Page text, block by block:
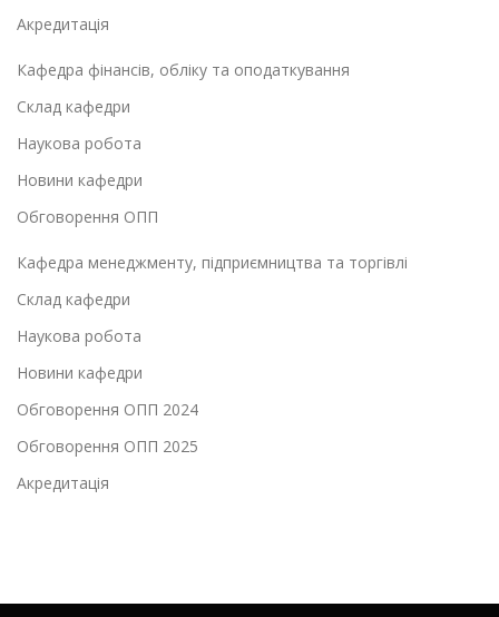
Акредитація
Кафедра фінансів, обліку та оподаткування
Склад кафедри
Наукова робота
Новини кафедри
Обговорення ОПП
Кафедра менеджменту, підприємництва та торгівлі
Склад кафедри
Наукова робота
Новини кафедри
Обговорення ОПП 2024
Обговорення ОПП 2025
Акредитація